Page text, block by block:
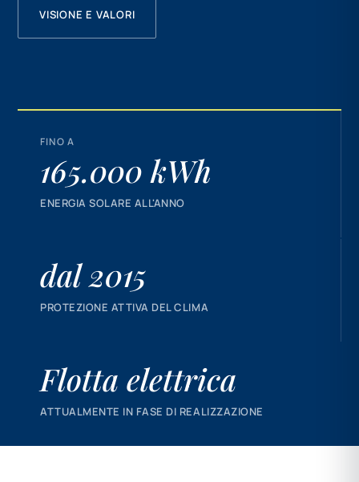
VISIONE E VALORI
FINO A
165.000 kWh
ENERGIA SOLARE ALL'ANNO
dal 2015
PROTEZIONE ATTIVA DEL CLIMA
Flotta elettrica
ATTUALMENTE IN FASE DI REALIZZAZIONE